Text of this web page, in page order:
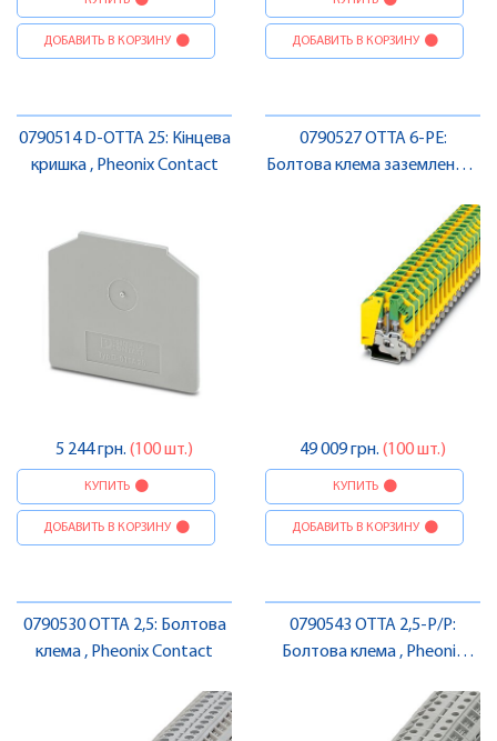
ДОБАВИТЬ В КОРЗИНУ ДОБАВИТЬ В КОРЗИНУ
0790514 D-OTTA 25: Кінцева
кришка , Pheonix Contact
5 244 грн. (100 шт.)
КУПИТЬ
ДОБАВИТЬ В КОРЗИНУ
0790527 OTTA 6-PE:
Болтова клема заземлення ,
49 009 грн. (100 шт.)
КУПИТЬ
ДОБАВИТЬ В КОРЗИНУ
0790530 OTTA 2,5: Болтова
клема , Pheonix Contact
0790543 OTTA 2,5-P/P:
Болтова клема , Pheonix